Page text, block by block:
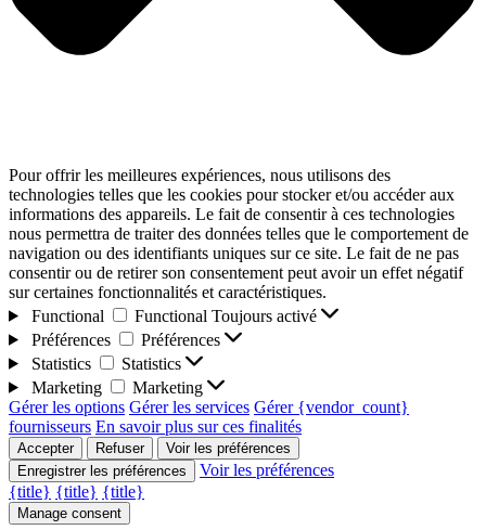
Pour offrir les meilleures expériences, nous utilisons des
technologies telles que les cookies pour stocker et/ou accéder aux
informations des appareils. Le fait de consentir à ces technologies
nous permettra de traiter des données telles que le comportement de
navigation ou des identifiants uniques sur ce site. Le fait de ne pas
consentir ou de retirer son consentement peut avoir un effet négatif
sur certaines fonctionnalités et caractéristiques.
Functional
Functional Toujours activé
Préférences
Préférences
Statistics
Statistics
Marketing
Marketing
Gérer les options Gérer les services Gérer {vendor_count}
fournisseurs En savoir plus sur ces finalités
Accepter Refuser
Voir les préférences
Enregistrer les préférences
Voir les préférences
{title} {title} {title}
Manage consent